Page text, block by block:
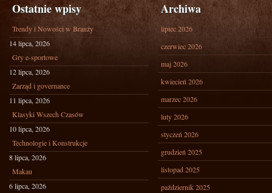
Ostatnie wpisy
Trendy i Nowości w Branży
14 lipca, 2026
Gry e-sportowe
12 lipca, 2026
Zarząd i governance
11 lipca, 2026
Klasyki Wszech Czasów
10 lipca, 2026
Technologie i Konstrukcje
8 lipca, 2026
Makau
6 lipca, 2026
Archiwa
lipiec 2026
czerwiec 2026
maj 2026
kwiecień 2026
marzec 2026
luty 2026
styczeń 2026
grudzień 2025
listopad 2025
październik 2025